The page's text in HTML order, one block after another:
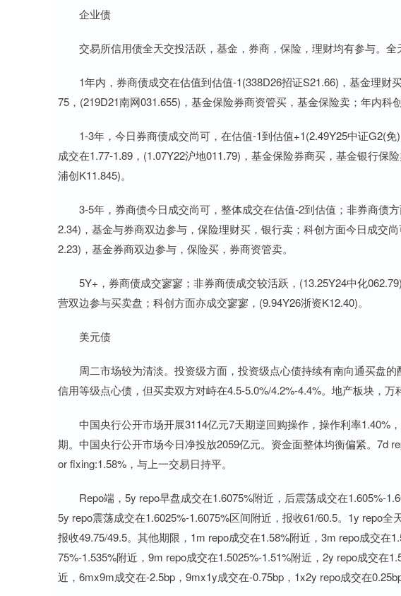
企业债
交易所信用债全天交投活跃，基金，券商，保险，理财均有参与。全
1年内，券商债成交在估值到估值-1(338D26招证S21.66)，基金理财
75，(219D21南网031.655)，基金保险券商资管买，基金保险卖；年内科
1-3年，今日券商债成交尚可，在估值-1到估值+1(2.49Y25中证G2(免
成交在1.77-1.89，(1.07Y22沪地011.79)，基金保险券商买，基金银行保
浦创K11.845)。
3-5年，券商债今日成交尚可，整体成交在估值-2到估值；非券商债
2.34)，基金与券商双边参与，保险理财买，银行卖；科创方面今日成交
2.23)，基金券商双边参与，保险买，券商资管卖。
5Y+，券商债成交寥寥；非券商债成交较活跃，(13.25Y24中化
营双边参与买卖盘；科创方面亦成交寥寥，(9.94Y26浙资K12.40)。
美元债
周二市场较为清淡。投资级方面，投资级点心债持续有南向通买盘的
信用等级点心债，但买卖双方对峙在4.5-5.0%/4.2%-4.4%。地产板块，万
中国央行公开市场开展3114亿元7天期逆回购操作，操作利率1.40%
期。中国央行公开市场今日净投放2059亿元。资金面整体均衡偏紧。7d
or fixing:1.58%，与上一交易日持平。
Repo端，5y repo早盘成交在1.6075%附近，后震荡成交在1.605%-
5y repo震荡成交在1.6025%-1.6075%区间附近，报收61/60.5。1y repo全
报收49.75/49.5。其他期限，1m repo成交在1.58%附近，3m repo成交在
75%-1.535%附近，9m repo成交在1.5025%-1.51%附近，2y repo成交在
近，6mx9m成交在-2.5bp，9mx1y成交在-0.75bp，1x2y repo成交在